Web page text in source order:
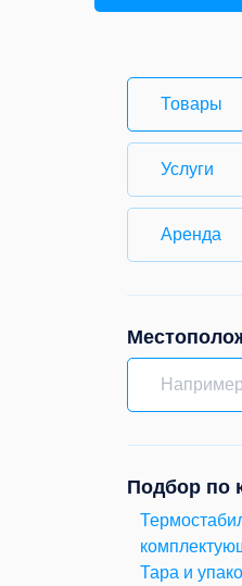
Товары
Услуги
Аренда
Подбор по
Тара и